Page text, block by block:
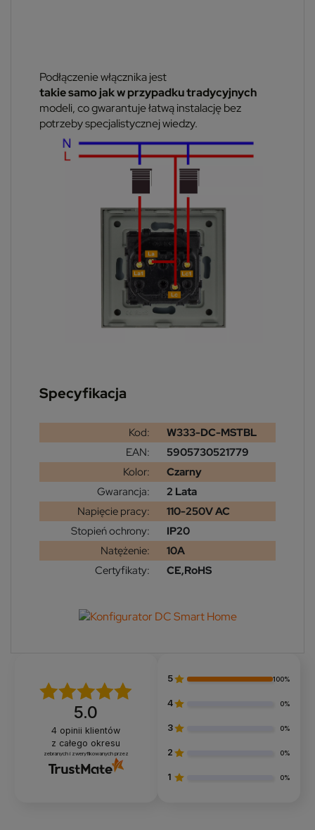
Podłączenie włącznika jest
takie samo jak w przypadku tradycyjnych
modeli, co gwarantuje łatwą instalację bez
potrzeby specjalistycznej wiedzy.
Specyfikacja
Kod:
W333-DC-MSTBL
EAN:
5905730521779
Kolor:
Czarny
Gwarancja:
2 Lata
Napięcie pracy:
110-250V AC
Stopień ochrony:
IP20
Natężenie:
10A
Certyfikaty:
CE,RoHS
5.0
4 opinii klientów
z całego okresu
zebranych i zweryfikowanych przez
5 100%
4 0%
3 0%
2 0%
1 0%